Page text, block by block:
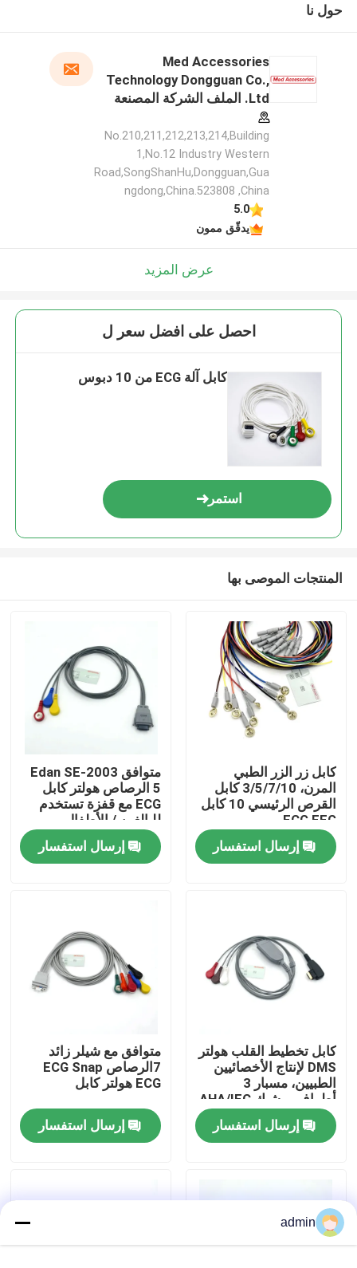
منزل
المنتجات
جولة في المعمل
اتصل بنا
طلب اقتباس
مستشعر SPO2 القابل للتصرف
حول نا
Med Accessories
Technology Dongguan Co.,
Ltd. الملف الشركة المصنعة
No.210,211,212,213,214,Building
1,No.12 Industry Western
Road,SongShanHu,Dongguan,Gua
ngdong,China.523808 ,China
5.0
يدقّق ممون
عرض المزيد
احصل على افضل سعر ل
كابل آلة ECG من 10 دبوس
استمر
المنتجات الموصى بها
كابل زر الزر الطبي
المرن، 3/5/7/10 كابل
القرص الرئيسي 10 كابل
ECG EEG
إرسال استفسار
متوافق Edan SE-2003
5 الرصاص هولتر كابل
ECG مع قفزة تستخدم
للبالغين / الأطفال
إرسال استفسار
كابل تخطيط القلب هولتر
DMS لإنتاج الأخصائيين
الطبيين، مسبار 3
أطراف، مشبك AHA/IEC
لجهاز DMS300
إرسال استفسار
متوافق مع شيلر زائد
7الرصاص ECG Snap
ECG هولتر كابل
إرسال استفسار
admin